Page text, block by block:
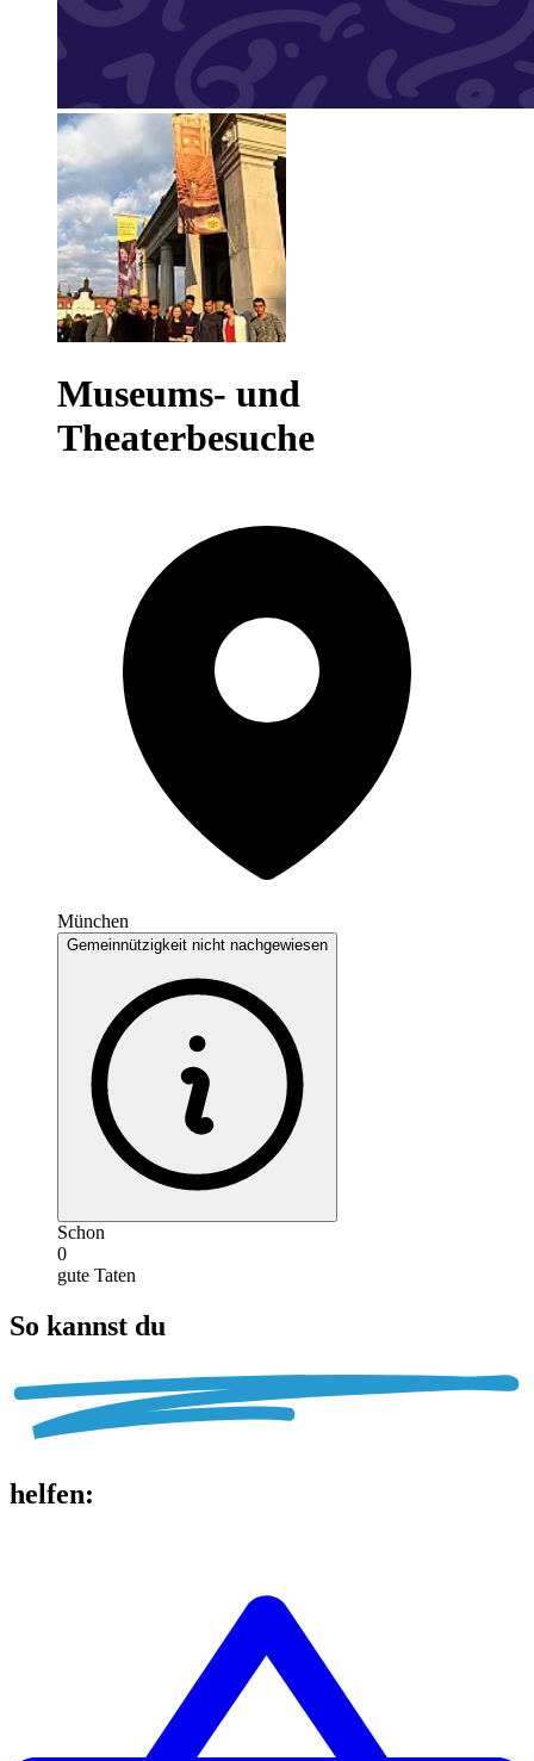
Museums- und
Theaterbesuche
München
Gemeinnützigkeit nicht nachgewiesen
Schon
0
gute Taten
So kannst du
helfen: